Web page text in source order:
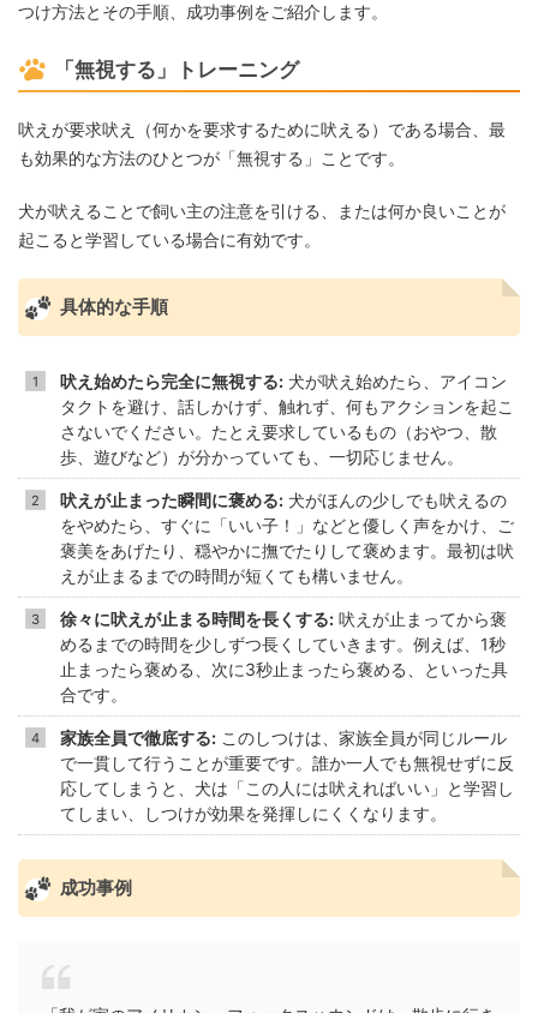
つけ方法とその手順、成功事例をご紹介します。
「無視する」トレーニング
吠えが要求吠え（何かを要求するために吠える）である場合、最
も効果的な方法のひとつが「無視する」ことです。
犬が吠えることで飼い主の注意を引ける、または何か良いことが
起こると学習している場合に有効です。
具体的な手順
吠え始めたら完全に無視する: 犬が吠え始めたら、アイコン
タクトを避け、話しかけず、触れず、何もアクションを起こ
さないでください。たとえ要求しているもの（おやつ、散
歩、遊びなど）が分かっていても、一切応じません。
吠えが止まった瞬間に褒める: 犬がほんの少しでも吠えるの
をやめたら、すぐに「いい子！」などと優しく声をかけ、ご
褒美をあげたり、穏やかに撫でたりして褒めます。最初は吠
えが止まるまでの時間が短くても構いません。
徐々に吠えが止まる時間を長くする: 吠えが止まってから褒
めるまでの時間を少しずつ長くしていきます。例えば、1秒
止まったら褒める、次に3秒止まったら褒める、といった具
合です。
家族全員で徹底する: このしつけは、家族全員が同じルール
で一貫して行うことが重要です。誰か一人でも無視せずに反
応してしまうと、犬は「この人には吠えればいい」と学習し
てしまい、しつけが効果を発揮しにくくなります。
成功事例